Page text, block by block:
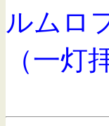
ルムロ
（一灯